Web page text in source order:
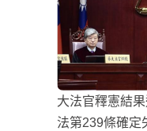
大法官釋憲結
法第239條確定